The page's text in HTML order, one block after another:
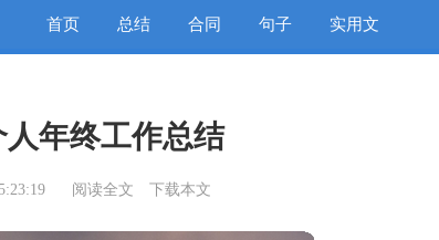
首页 总结 合同 句子 实用文
年终工作总结
阅读全文 下载本文